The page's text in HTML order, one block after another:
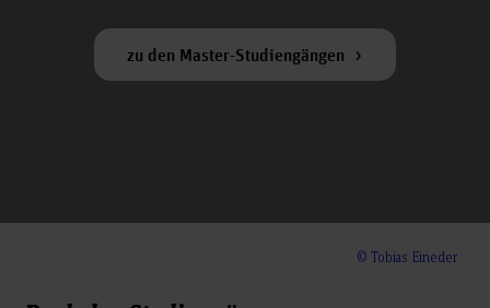
zu den Master-Studiengängen
© Tobias Eineder